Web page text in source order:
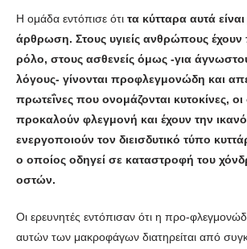
Η ομάδα εντόπισε ότι τα κύτταρα αυτά
άρθρωση. Στους υγιείς ανθρώπους έχουν
ρόλο, στους ασθενείς όμως -για
λόγους- γίνονται προφλεγμονώδη και
πρωτεΐνες που ονομάζονται κυτοκίνες, οι
προκαλούν φλεγμονή και έχουν την
ενεργοποιούν τον διεισδυτικό τύπο
ο οποίος οδηγεί σε καταστροφή του
οστών.
Οι ερευνητές εντόπισαν ότι η προ-
αυτών των μακροφάγων διατηρείται από